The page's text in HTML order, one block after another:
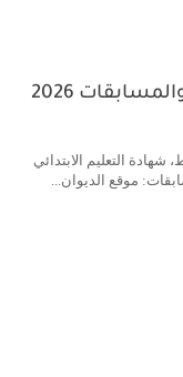
مواقع الديوان الوطني للامتحانات والمسابقات 2026
التعليم الابتدائي
موقع الديوان...